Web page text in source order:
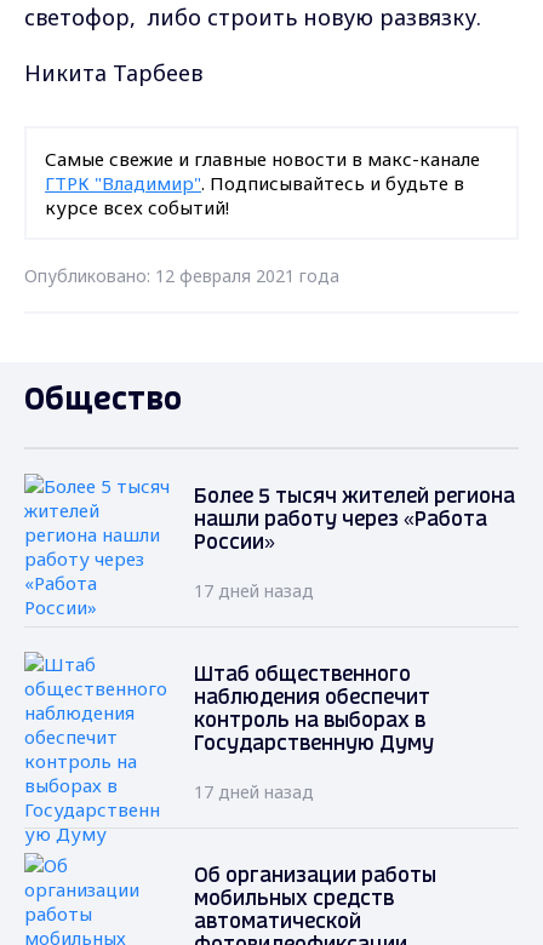
светофор, либо строить новую развязку.
Никита Тарбеев
Самые свежие и главные новости в макс-канале
ГТРК "Владимир". Подписывайтесь и будьте в
курсе всех событий!
Опубликовано: 12 февраля 2021 года
Общество
Более 5 тысяч жителей региона
нашли работу через «Работа
России»
17 дней назад
Штаб общественного
наблюдения обеспечит
контроль на выборах в
Государственную Думу
17 дней назад
Об организации работы
мобильных средств
автоматической